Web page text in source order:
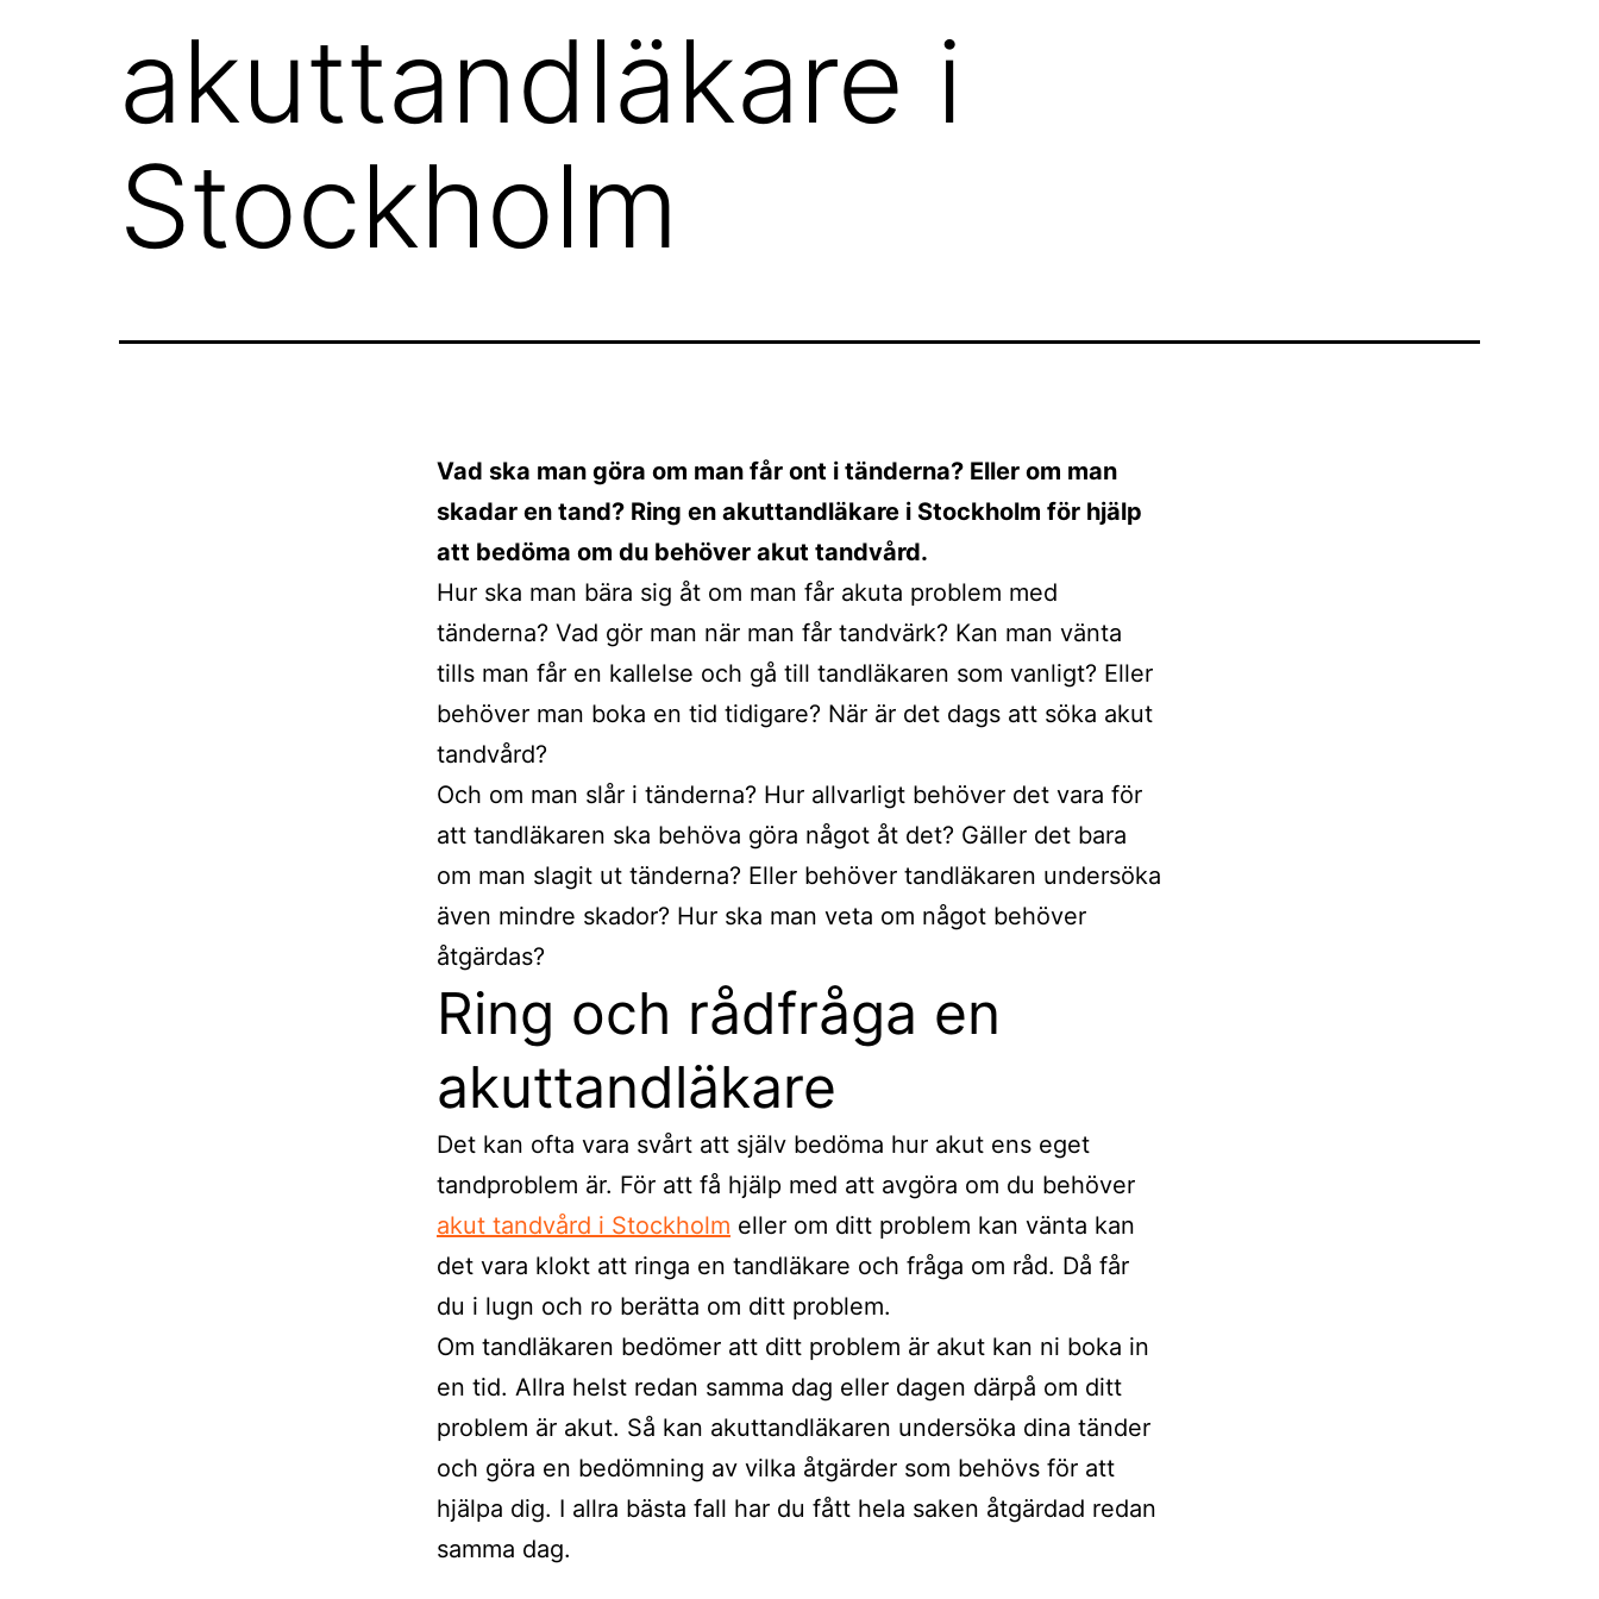
akuttandläkare i
Stockholm
Vad ska man göra om man får ont i tänderna? Eller om man
skadar en tand? Ring en akuttandläkare i Stockholm för hjälp
att bedöma om du behöver akut tandvård.
Hur ska man bära sig åt om man får akuta problem med
tänderna? Vad gör man när man får tandvärk? Kan man vänta
tills man får en kallelse och gå till tandläkaren som vanligt? Eller
behöver man boka en tid tidigare? När är det dags att söka akut
tandvård?
Och om man slår i tänderna? Hur allvarligt behöver det vara för
att tandläkaren ska behöva göra något åt det? Gäller det bara
om man slagit ut tänderna? Eller behöver tandläkaren undersöka
även mindre skador? Hur ska man veta om något behöver
åtgärdas?
Ring och rådfråga en
akuttandläkare
Det kan ofta vara svårt att själv bedöma hur akut ens eget
tandproblem är. För att få hjälp med att avgöra om du behöver
akut tandvård i Stockholm eller om ditt problem kan vänta kan
det vara klokt att ringa en tandläkare och fråga om råd. Då får
du i lugn och ro berätta om ditt problem.
Om tandläkaren bedömer att ditt problem är akut kan ni boka in
en tid. Allra helst redan samma dag eller dagen därpå om ditt
problem är akut. Så kan akuttandläkaren undersöka dina tänder
och göra en bedömning av vilka åtgärder som behövs för att
hjälpa dig. I allra bästa fall har du fått hela saken åtgärdad redan
samma dag.